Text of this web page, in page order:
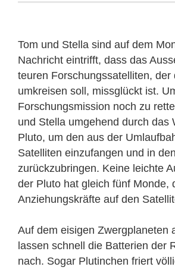
Tom und Stella sind auf dem
Nachricht eintrifft, dass das
teuren Forschungssatelliten, der
umkreisen soll, missglückt ist.
Forschungsmission noch zu
und Stella umgehend durch das
Pluto, um den aus der
Satelliten einzufangen und in
zurückzubringen. Keine leichte
der Pluto hat gleich fünf Monde,
Anziehungskräfte auf den
Auf dem eisigen Zwergplaneten
lassen schnell die Batterien der
nach. Sogar Plutinchen friert